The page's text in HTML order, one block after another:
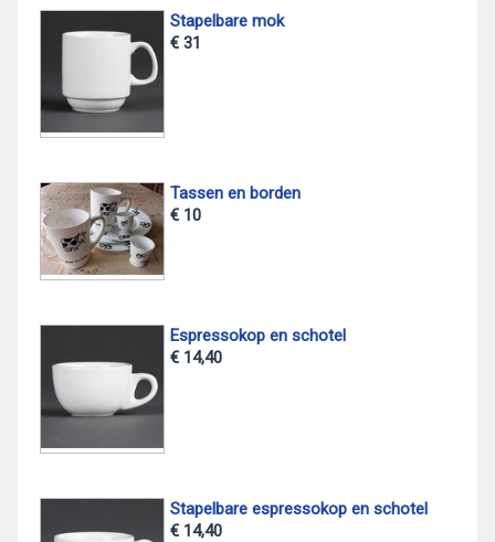
Stapelbare mok
€ 31
Tassen en borden
€ 10
Espressokop en schotel
€ 14,40
Stapelbare espressokop en schotel
€ 14,40